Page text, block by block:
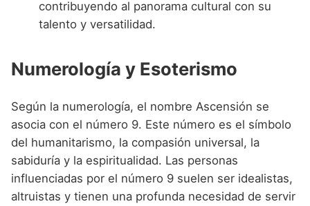
contribuyendo al panorama cultural con su
talento y versatilidad.
Numerología y Esoterismo
Según la numerología, el nombre Ascensión se
asocia con el número 9. Este número es el símbolo
del humanitarismo, la compasión universal, la
sabiduría y la espiritualidad. Las personas
influenciadas por el número 9 suelen ser idealistas,
altruistas y tienen una profunda necesidad de servir